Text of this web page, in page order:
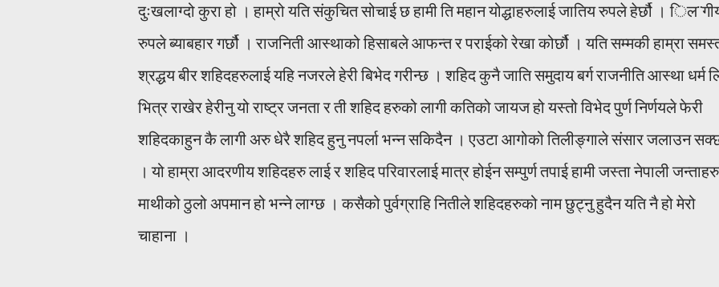
दुःखलाग्दो कुरा हो । हाम्रो यति संकुचित सोचाई छ हामी ति महान योद्धाहरुलाई जातिय रुपले हेर्छौ ।
रुपले ब्याबहार गर्छौ । राजनिती आस्थाको हिसाबले आफन्त र पराईको रेखा कोर्छौ । यति सम्मकी हाम्रा
श्रद्धय बीर शहिदहरुलाई यहि नजरले हेरी बिभेद गरीन्छ । शहिद कुनै जाति समुदाय बर्ग राजनीति आस्था धर्म
भित्र राखेर हेरीनु यो राष्ट्र जनता र ती शहिद हरुको लागी कतिको जायज हो यस्तो विभेद पुर्ण निर्णयले फेरी
शहिदकाहुन कै लागी अरु धेरै शहिद हुनु नपर्ला भन्न सकिदैन । एउटा आगोको तिलीङ्गाले संसार जलाउन
। यो हाम्रा आदरणीय शहिदहरु लाई र शहिद परिवारलाई मात्र होईन सम्पुर्ण तपाई हामी जस्ता नेपाली जन्ताहरु
माथीको ठुलो अपमान हो भन्ने लाग्छ । कसैको पुर्वग्राहि नितीले शहिदहरुको नाम छुट्नु हुदैन यति नै हो मेरो
चाहाना ।